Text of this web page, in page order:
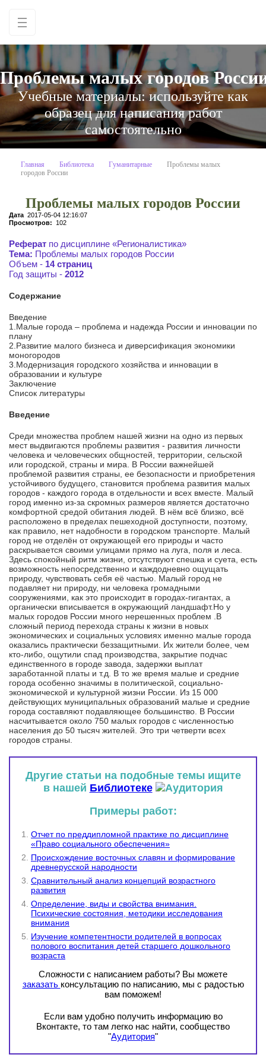
Проблемы малых городов
Учебные материалы: используйте как
образец для написания работ
самостоятельно
Главная Библиотека Гуманитарные
Проблемы малых
городов России
Проблемы малых городов России
Дата 2017-05-04 12:16:07
Просмотров:
102
Реферат по дисциплине «Регионалистика»
Тема: Проблемы малых городов России
Объем - 14 страниц
Год защиты - 2012
Содержание
Введение
1.Малые города – проблема и надежда России и инновации по
плану
2.Развитие малого бизнеса и диверсификация экономики
моногородов
3.Модернизация городского хозяйства и инновации в
образовании и культуре
Заключение
Список литературы
Введение
Среди множества проблем нашей жизни на одно из первых
мест выдвигаются проблемы развития - развития личности
человека и человеческих общностей, территории, сельской
или городской, страны и мира. В России важнейшей
проблемой развития страны, ее безопасности и приобретения
устойчивого будущего, становится проблема развития малых
городов - каждого города в отдельности и всех вместе. Малый
город именно из-за скромных размеров является достаточно
комфортной средой обитания людей. В нём всё близко, всё
расположено в пределах пешеходной доступности, поэтому,
как правило, нет надобности в городском транспорте. Малый
город не отделён от окружающей его природы и часто
раскрывается своими улицами прямо на луга, поля и леса.
Здесь спокойный ритм жизни, отсутствуют спешка и суета, есть
возможность непосредственно и каждодневно ощущать
природу, чувствовать себя её частью. Малый город не
подавляет ни природу, ни человека громадными
сооружениями, как это происходит в городах-гигантах, а
органически вписывается в окружающий ландшафт.Но у
малых городов России много нерешенных проблем .В
сложный период перехода страны к жизни в новых
экономических и социальных условиях именно малые города
оказались практически беззащитными. Их жители более, чем
кто-либо, ощутили спад производства, закрытие подчас
единственного в городе завода, задержки выплат
заработанной платы и т.д. В то же время малые и средние
города особенно значимы в политической, социально-
экономической и культурной жизни России. Из 15 000
действующих муниципальных образований малые и средние
города составляют подавляющее большинство. В России
насчитывается около 750 малых городов с численностью
населения до 50 тысяч жителей. Это три четверти всех
городов страны.
Другие статьи на подобные темы ищите
в нашей Библиотеке
Примеры работ:
Отчет по преддипломной практике по дисциплине
«Право социального обеспечения»
Происхождение восточных славян и формирование
древнерусской народности
Сравнительный анализ концепций возрастного
развития
Определение, виды и свойства внимания.
Психические состояния, методики исследования
внимания
Изучение компетентности родителей в вопросах
полового воспитания детей старшего дошкольного
возраста
Сложности с написанием работы? Вы можете
заказать консультацию по написанию, мы с радостью
вам поможем!
Если вам удобно получить информацию во
Вконтакте, то там легко нас найти, сообщество
"Аудитория"